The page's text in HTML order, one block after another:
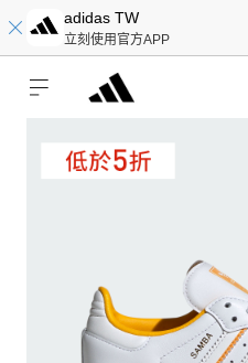
adidas TW
立刻使用官方APP